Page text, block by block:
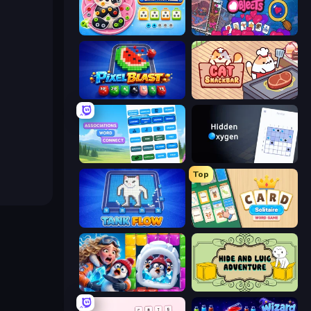
Unscrew Drop: Satisfying Puzzle Hidden Objects
Pixel Blast Cat Snack Bar
Associations - Word Connect Hidden Oxygen
TankFlow.io
Top
Captain Blast